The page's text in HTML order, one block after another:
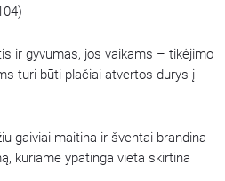
ir gyvumas, jos vaikams – tikėjimo
turi būti plačiai atvertos durys į
gaiviai maitina ir šventai brandina
kuriame ypatinga vieta skirtina